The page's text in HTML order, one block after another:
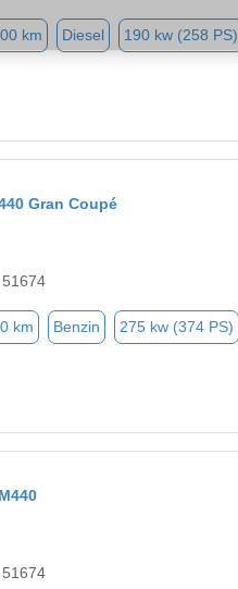
km Diesel 190 kw (258 PS)
Gran Coupé
km Benzin 275 kw (374 PS)